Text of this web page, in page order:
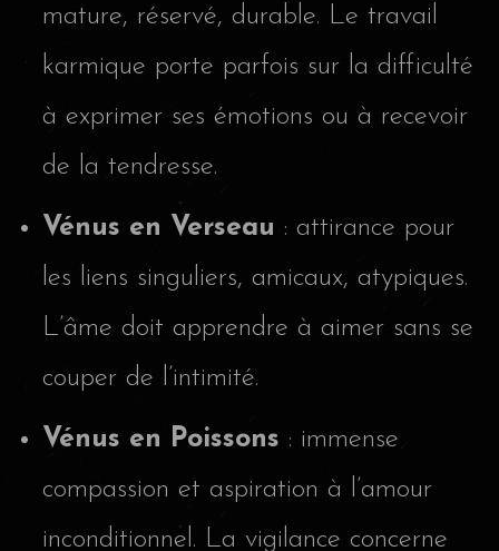
mature, réservé, durable. Le travail
karmique porte parfois sur la difficulté
à exprimer ses émotions ou à recevoir
de la tendresse.
Vénus en Verseau : attirance pour
les liens singuliers, amicaux, atypiques.
L’âme doit apprendre à aimer sans se
couper de l’intimité.
Vénus en Poissons : immense
compassion et aspiration à l’amour
inconditionnel. La vigilance concerne